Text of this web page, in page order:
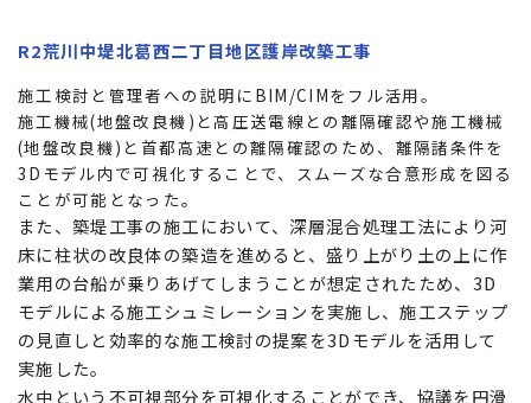
R2荒川中堤北葛西二丁目地区護岸改築工事
施工検討と管理者への説明に BIM/CIMをフル活用。
施工機械(地盤改良機)と高圧送電線との離隔確認や施工機械
(地盤改良機)と首都高速との離隔確認のため、離隔諸条件を
3Dモデル内で可視化することで、スムーズな合意形成を図る
ことが可能となった。
また、築堤工事の施工において、深層混合処理工法により河
床に柱状の改良体の築造を進めると、盛り上がり土の上に作
業用の台船が乗りあげてしまうことが想定されたため、 3D
モデルによる施工シュミレーションを実施し、施工ステップ
の見直しと効率的な施工検討の提案を3Dモデルを活用して
実施した。
水中という不可視部分を可視化することができ、協議を円滑